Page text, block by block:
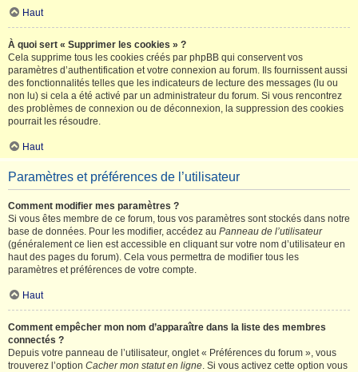
Haut
À quoi sert « Supprimer les cookies » ?
Cela supprime tous les cookies créés par phpBB qui conservent vos
paramètres d’authentification et votre connexion au forum. Ils fournissent aussi
des fonctionnalités telles que les indicateurs de lecture des messages (lu ou
non lu) si cela a été activé par un administrateur du forum. Si vous rencontrez
des problèmes de connexion ou de déconnexion, la suppression des cookies
pourrait les résoudre.
Haut
Paramètres et préférences de l’utilisateur
Comment modifier mes paramètres ?
Si vous êtes membre de ce forum, tous vos paramètres sont stockés dans notre
base de données. Pour les modifier, accédez au Panneau de l’utilisateur
(généralement ce lien est accessible en cliquant sur votre nom d’utilisateur en
haut des pages du forum). Cela vous permettra de modifier tous les
paramètres et préférences de votre compte.
Haut
Comment empêcher mon nom d’apparaître dans la liste des membres
connectés ?
Depuis votre panneau de l’utilisateur, onglet « Préférences du forum », vous
trouverez l’option Cacher mon statut en ligne. Si vous activez cette option vous